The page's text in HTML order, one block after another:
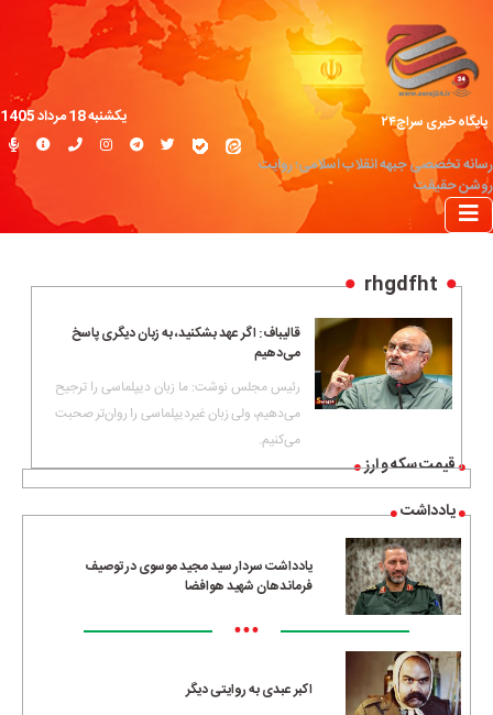
پایگاه خبری سراج۲۴
رسانه تخصصی جبهه انقلاب اسلامی؛ روایت
روشن حقیقت
یکشنبه 18 مرداد 1405
قیمت سکه و ارز
یادداشت
یادداشت سردار سید مجید موسوی در توصیف
فرماندهان شهید هوافضا
•••
اکبر عبدی به روایتی دیگر
rhgdfht
قالیباف: اگر عهد بشکنید، به زبان دیگری پاسخ
می‌دهیم
رئیس مجلس نوشت: ما زبان دیپلماسی را ترجیح
می‌دهیم، ولی زبان‌ غیردیپلماسی را روان‌تر صحبت
می‌کنیم.